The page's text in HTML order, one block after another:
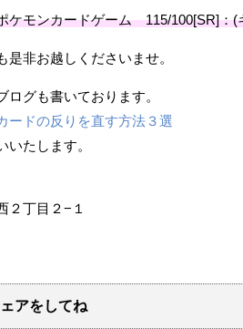
ケモンカードゲーム 115/100[SR]：(
非お越しくださいませ。
グも書いております。
ードの反りを直す方法３選
いたします。
２丁目２−１
アをしてね